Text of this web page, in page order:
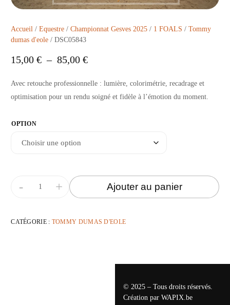
Accueil /Equestre /Championnat Gesves 2025 / 1 FOALS /Tommy
dumas d'eole / DSC05843
15,00€ – 85,00€
Avec retouche professionnelle : lumière, colorimétrie, recadrage et
optimisation pour un rendu soigné et fidèle à l’émotion du moment.
OPTION
+
- Ajouter au panier
CATÉGORIE : TOMMY DUMAS D'EOLE
© 2025 – Tous droits réservés.
Création par WAPIX.be